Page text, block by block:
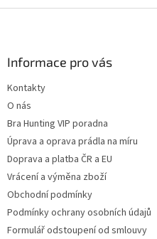
Informace pro vás
Kontakty
O nás
Bra Hunting VIP poradna
Úprava a oprava prádla na míru
Doprava a platba ČR a EU
Vrácení a výměna zboží
Obchodní podmínky
Podmínky ochrany osobních údajů
Formulář odstoupení od smlouvy